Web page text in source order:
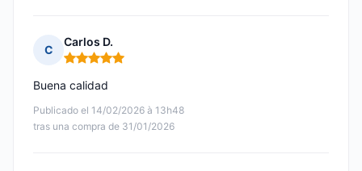
C
Carlos D.
Nota: 5 de 5
Publicado el 14/02/2026 à 13h48
tras una compra de 31/01/2026
Buena calidad